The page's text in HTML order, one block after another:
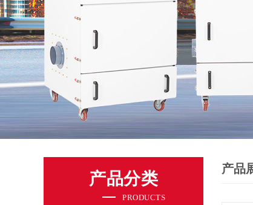
产品分类
PRODUCTS
产品